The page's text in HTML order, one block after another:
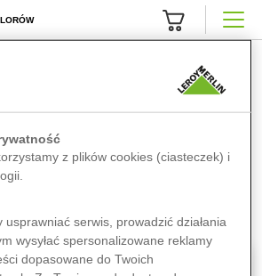
za pomocą
Wystarczy
kliknięć.
z plików cookies (ciasteczek) i
usprawniać serwis, prowadzić działania
wysyłać spersonalizowane reklamy
dopasowane do Twoich